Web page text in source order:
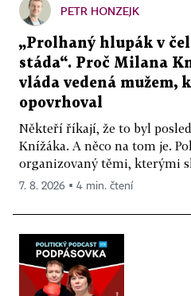
PETR HONZEJK
„Prolhaný hlupák v
stáda“. Proč Milana
vláda vedená mužem,
opovrhoval
Někteří říkají, že to byl
Knížáka. A něco na tom je.
organizovaný těmi, kterými
7. 8. 2026 ▪ 4 min. čtení